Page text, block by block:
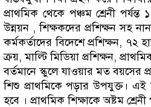
প্রাথমিক থেকে পঞ্চম শ্রেনী
উন্নয়ন , শিক্ষকদের প্রশিক্ষন সহ
কর্মকর্তাদের বিদেশে প্রশিক্ষন, ৭২
ক্রয়, মাল্টি মিডিয়া প্রশিক্ষন,
বর্তমানে স্কুলে যাওয়ার মত বয়সের
শিশু প্রাথমিকে পড়ার উপযুক্ত।
হবে । প্রাথমিক শিক্ষাকে অষ্টম